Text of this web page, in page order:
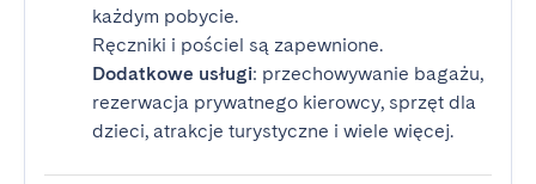
każdym pobycie.
Ręczniki i pościel są zapewnione.
Dodatkowe usługi: przechowywanie bagażu,
rezerwacja prywatnego kierowcy, sprzęt dla
dzieci, atrakcje turystyczne i wiele więcej.